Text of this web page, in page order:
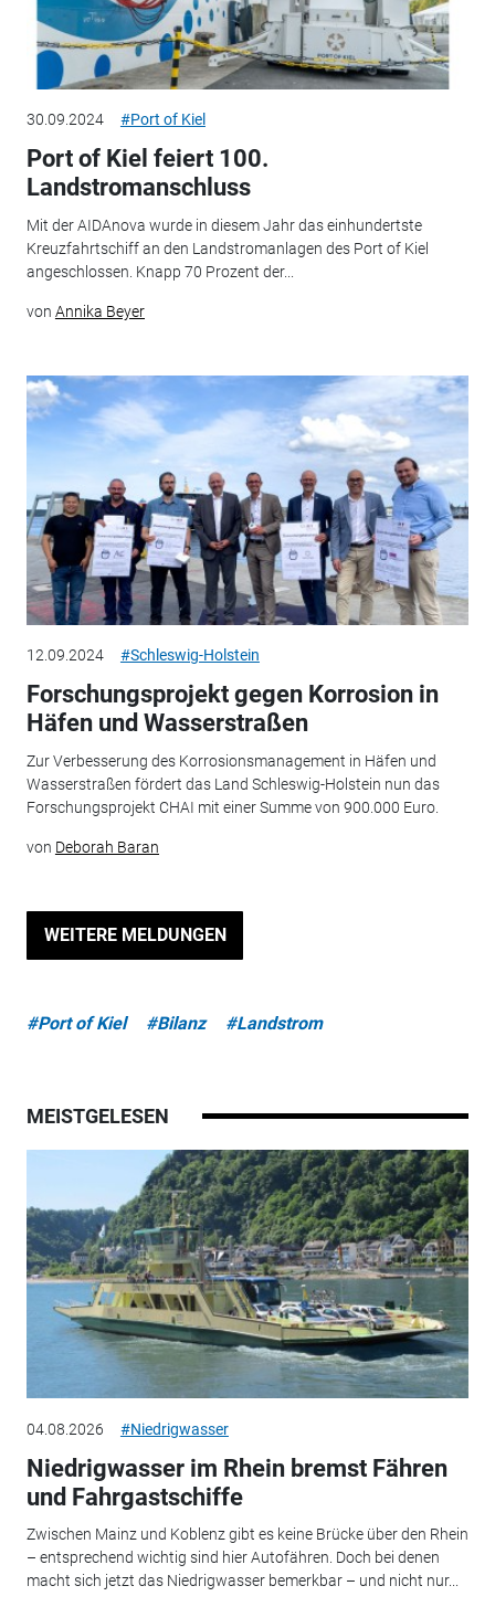
30.09.2024 #Port of Kiel
Port of Kiel feiert 100.
Landstromanschluss
Mit der AIDAnova wurde in diesem Jahr das einhundertste
Kreuzfahrtschiff an den Landstromanlagen des Port of Kiel
angeschlossen. Knapp 70 Prozent der...
von Annika Beyer
12.09.2024 #Schleswig-Holstein
Forschungsprojekt gegen Korrosion in
Häfen und Wasserstraßen
Zur Verbesserung des Korrosionsmanagement in Häfen und
Wasserstraßen fördert das Land Schleswig-Holstein nun das
Forschungsprojekt CHAI mit einer Summe von 900.000 Euro.
von Deborah Baran
WEITERE MELDUNGEN
#Port of Kiel #Bilanz #Landstrom
MEISTGELESEN
04.08.2026 #Niedrigwasser
Niedrigwasser im Rhein bremst Fähren
und Fahrgastschiffe
Zwischen Mainz und Koblenz gibt es keine Brücke über den Rhein
– entsprechend wichtig sind hier Autofähren. Doch bei denen
macht sich jetzt das Niedrigwasser bemerkbar – und nicht nur...